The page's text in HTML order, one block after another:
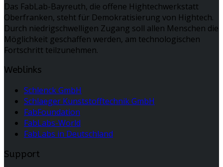
Das FabLab-Bayreuth, die offene Hightechwerkstatt
Oberfranken, steht für Demokratisierung von Hightech.
Durch niedrigschwelligen Zugang soll allen Menschen die
Möglichkeit geschaffen werden, am technologischen
Fortschritt teilzunehmen.
Weblinks
Schlenck GmbH
Schlaeger Kunststofftechnik GmbH
FabFoundation
FabLabs-World
FabLabs in Deutschland
Support